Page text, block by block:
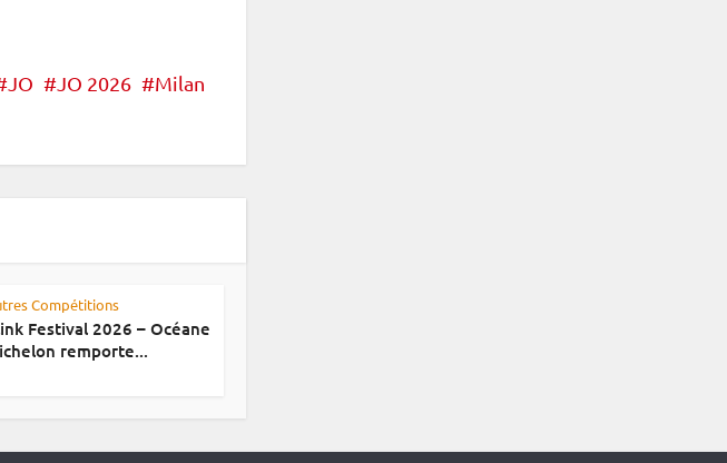
JO JO 2026
Milan
Compétitions
Festival 2026 – Océane
remporte...